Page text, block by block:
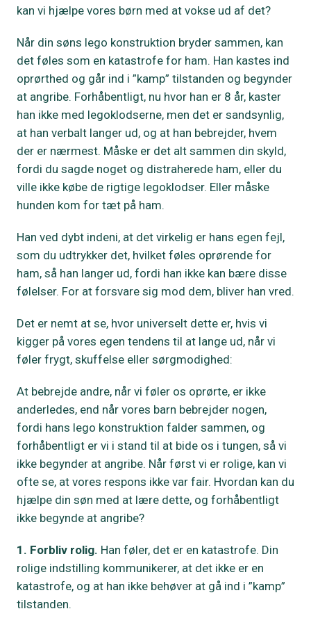
kan vi hjælpe vores børn med at vokse ud af det?
Når din søns lego konstruktion bryder sammen, kan
det føles som en katastrofe for ham. Han kastes ind
oprørthed og går ind i ”kamp” tilstanden og begynder
at angribe. Forhåbentligt, nu hvor han er 8 år, kaster
han ikke med legoklodserne, men det er sandsynlig,
at han verbalt langer ud, og at han bebrejder, hvem
der er nærmest. Måske er det alt sammen din skyld,
fordi du sagde noget og distraherede ham, eller du
ville ikke købe de rigtige legoklodser. Eller måske
hunden kom for tæt på ham.
Han ved dybt indeni, at det virkelig er hans egen fejl,
som du udtrykker det, hvilket føles oprørende for
ham, så han langer ud, fordi han ikke kan bære disse
følelser. For at forsvare sig mod dem, bliver han vred.
Det er nemt at se, hvor universelt dette er, hvis vi
kigger på vores egen tendens til at lange ud, når vi
føler frygt, skuffelse eller sørgmodighed:
At bebrejde andre, når vi føler os oprørte, er ikke
anderledes, end når vores barn bebrejder nogen,
fordi hans lego konstruktion falder sammen, og
forhåbentligt er vi i stand til at bide os i tungen, så vi
ikke begynder at angribe. Når først vi er rolige, kan vi
ofte se, at vores respons ikke var fair. Hvordan kan du
hjælpe din søn med at lære dette, og forhåbentligt
ikke begynde at angribe?
1. Forbliv rolig. Han føler, det er en katastrofe. Din
rolige indstilling kommunikerer, at det ikke er en
katastrofe, og at han ikke behøver at gå ind i ”kamp”
tilstanden.